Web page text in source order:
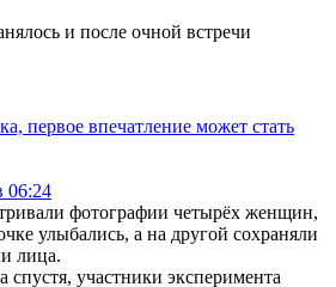
и после очной встречи
первое впечатление может стать
06:24
фотографии четырёх женщин,
улыбались, а на другой сохраняли
лица.
спустя, участники эксперимента